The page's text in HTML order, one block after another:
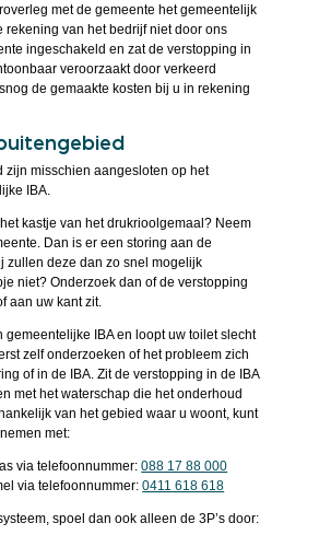
met de gemeente het gemeentelijk
rekening van het bedrijf niet door ons
ingeschakeld en zat de verstopping in
veroorzaakt door verkeerd
de gemaakte kosten bij u in rekening
zijn misschien aangesloten op het
IBA.
kastje van het drukrioolgemaal? Neem
Dan is er een storing aan de
zullen deze dan zo snel mogelijk
niet? Onderzoek dan of de verstopping
aan uw kant zit.
gemeentelijke IBA en loopt uw toilet slecht
zelf onderzoeken of het probleem zich
of in de IBA. Zit de verstopping in de IBA
met het waterschap die het onderhoud
van het gebied waar u woont, kunt
met:
via telefoonnummer:088 17 88 000
via telefoonnummer:0411 618 618
spoel dan ook alleen de 3P’s door: